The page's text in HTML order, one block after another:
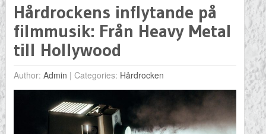
Hårdrockens inflytande på
filmmusik: Från Heavy Metal
till Hollywood
Author: Admin | Categories: Hårdrocken